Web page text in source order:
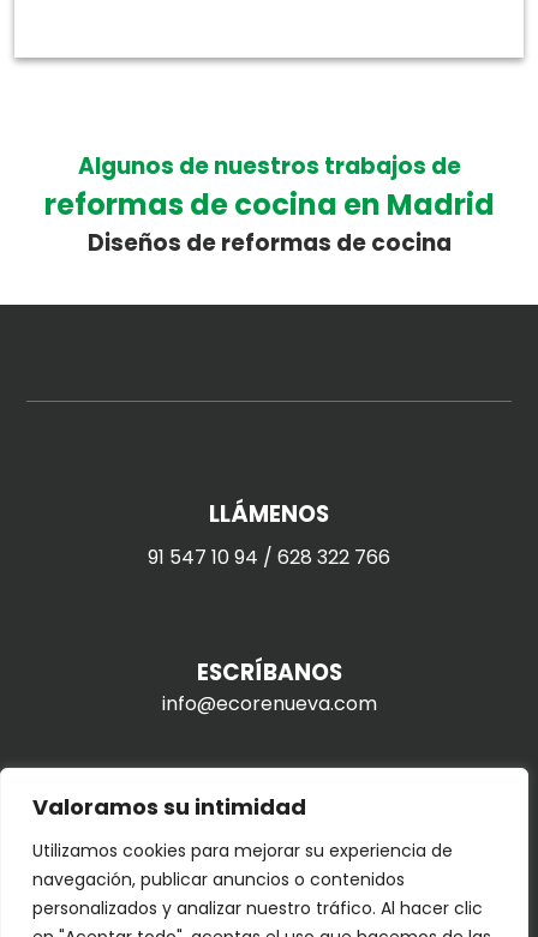
Valoramos su intimidad
Utilizamos cookies para mejorar su experiencia de
navegación, publicar anuncios o contenidos
personalizados y analizar nuestro tráfico. Al hacer clic
Algunos de nuestros trabajos de
reformas de cocina en Madrid
Diseños de reformas de cocina
LLÁMENOS
91 547 10 94 / 628 322 766
ESCRÍBANOS
info@ecorenueva.com
VISÍTENOS
Con cita previa
c/ Ferraz, 34 – 28008 Madrid